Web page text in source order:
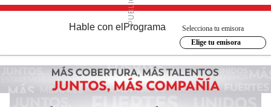
Hable con el Programa
Selecciona tu emisora
Elige tu emisora